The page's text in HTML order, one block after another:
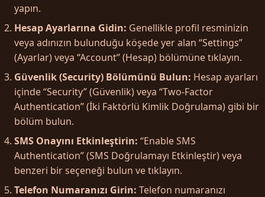
yapın.
Hesap Ayarlarına Gidin: Genellikle profil resminizin
veya adınızın bulunduğu köşede yer alan “Settings”
(Ayarlar) veya “Account” (Hesap) bölümüne tıklayın.
Güvenlik (Security) Bölümünü Bulun: Hesap ayarları
içinde “Security” (Güvenlik) veya “Two-Factor
Authentication” (İki Faktörlü Kimlik Doğrulama) gibi bir
bölüm bulun.
SMS Onayını Etkinleştirin: “Enable SMS
Authentication” (SMS Doğrulamayı Etkinleştir) veya
benzeri bir seçeneği bulun ve tıklayın.
Telefon Numaranızı Girin: Telefon numaranızı